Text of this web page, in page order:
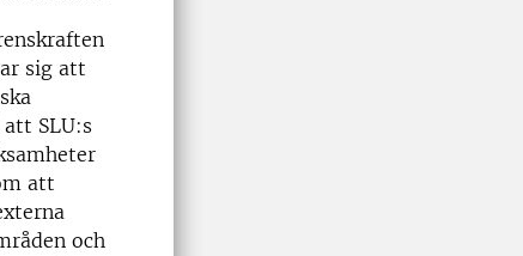
sig att
SLU:s
att
och